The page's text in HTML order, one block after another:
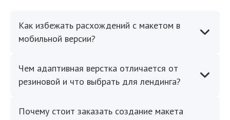
Как избежать расхождений с макетом в
мобильной версии?
Чем адаптивная верстка отличается от
резиновой и что выбрать для лендинга?
Почему стоит заказать создание макета